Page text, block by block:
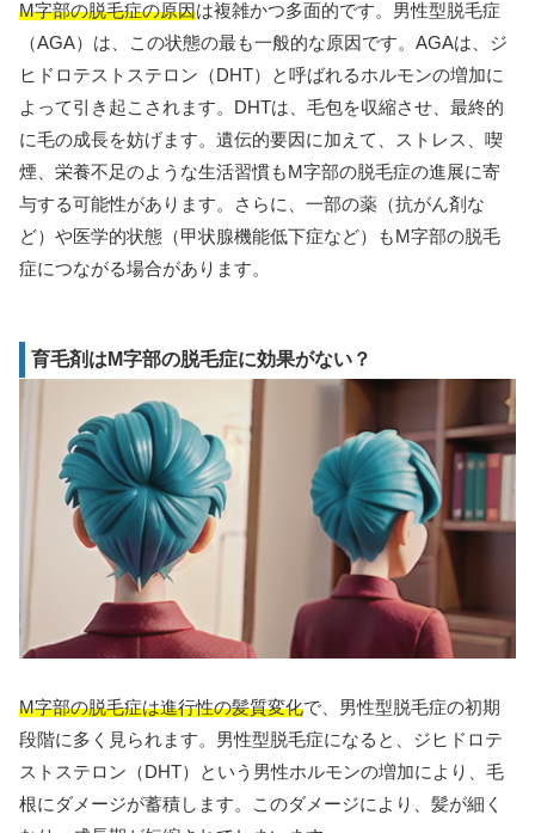
M字部の脱毛症の原因は複雑かつ多面的です。男性型脱毛症
（AGA）は、この状態の最も一般的な原因です。AGAは、ジ
ヒドロテストステロン（DHT）と呼ばれるホルモンの増加に
よって引き起こされます。DHTは、毛包を収縮させ、最終的
に毛の成長を妨げます。遺伝的要因に加えて、ストレス、喫
煙、栄養不足のような生活習慣もM字部の脱毛症の進展に寄
与する可能性があります。さらに、一部の薬（抗がん剤な
ど）や医学的状態（甲状腺機能低下症など）もM字部の脱毛
症につながる場合があります。
育毛剤はM字部の脱毛症に効果がない？
M字部の脱毛症は進行性の髪質変化で、男性型脱毛症の初期
段階に多く見られます。男性型脱毛症になると、ジヒドロテ
ストステロン（DHT）という男性ホルモンの増加により、毛
根にダメージが蓄積します。このダメージにより、髪が細く